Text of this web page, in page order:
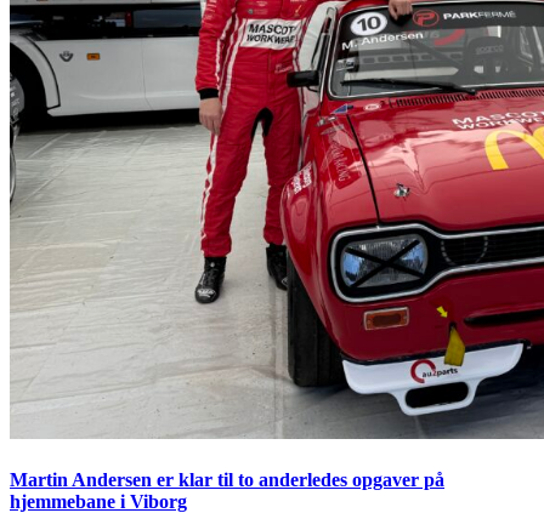
Martin Andersen er klar til to anderledes opgaver på
hjemmebane i Viborg